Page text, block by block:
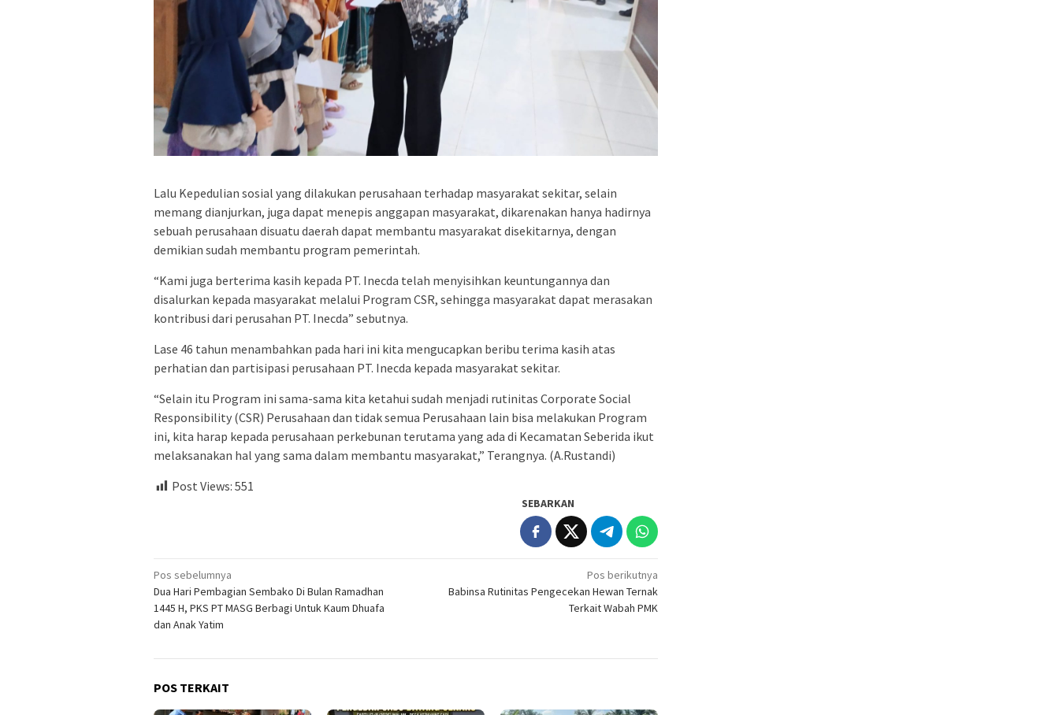
Lalu Kepedulian sosial yang dilakukan perusahaan terhadap masyarakat sekitar, selain
memang dianjurkan, juga dapat menepis anggapan masyarakat, dikarenakan hanya hadirnya
sebuah perusahaan disuatu daerah dapat membantu masyarakat disekitarnya, dengan
demikian sudah membantu program pemerintah.
“Kami juga berterima kasih kepada PT. Inecda telah menyisihkan keuntungannya dan
disalurkan kepada masyarakat melalui Program CSR, sehingga masyarakat dapat merasakan
kontribusi dari perusahan PT. Inecda” sebutnya.
Lase 46 tahun menambahkan pada hari ini kita mengucapkan beribu terima kasih atas
perhatian dan partisipasi perusahaan PT. Inecda kepada masyarakat sekitar.
“Selain itu Program ini sama-sama kita ketahui sudah menjadi rutinitas Corporate Social
Responsibility (CSR) Perusahaan dan tidak semua Perusahaan lain bisa melakukan Program
ini, kita harap kepada perusahaan perkebunan terutama yang ada di Kecamatan Seberida ikut
melaksanakan hal yang sama dalam membantu masyarakat,” Terangnya. (A.Rustandi)
Post Views: 551
SEBARKAN
Navigasi
pos
Pos sebelumnya
Dua Hari Pembagian Sembako Di Bulan Ramadhan
1445 H, PKS PT MASG Berbagi Untuk Kaum Dhuafa
dan Anak Yatim
Pos berikutnya
Babinsa Rutinitas Pengecekan Hewan Ternak
Terkait Wabah PMK
POS TERKAIT